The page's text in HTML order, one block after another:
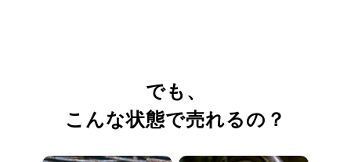
でも、
こんな状態で売れるの？